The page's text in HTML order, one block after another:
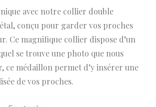
avec notre collier double
conçu pour garder vos proches
Ce magnifique collier dispose d’un
se trouve une photo que nous
ce médaillon permet d’y insérer une
de vos proches.